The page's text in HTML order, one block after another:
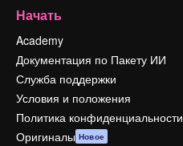
Начать
Academy
Документация по Пакету ИИ
Служба поддержки
Условия и положения
Политика конфиденциальности
Оригиналы Новое